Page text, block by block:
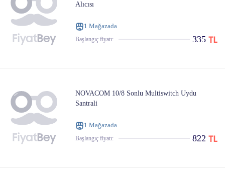
Alıcısı
1 Mağazada
Başlangıç ​​fiyatı: 335
NOVACOM 10/8 Sonlu Multiswitch Uydu
Santrali
1 Mağazada
Başlangıç ​​fiyatı: 822